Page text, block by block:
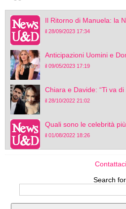
Il Ritorno di Manuela: la
il 28/09/2023 17:34
Anticipazioni Uomini e
il 09/05/2023 17:19
Chiara e Davide: “Ti va
il 28/10/2022 21:02
Quali sono le celebrità
il 01/08/2022 18:26
Contattaci
Search